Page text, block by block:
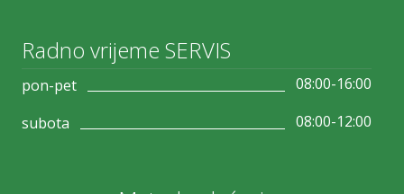
Radno vrijeme SERVIS
pon-pet
08:00-16:00
subota
08:00-12:00